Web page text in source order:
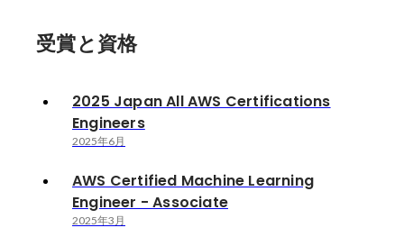
受賞と資格
2025 Japan All AWS Certifications
Engineers
2025年6月
AWS Certified Machine Learning
Engineer - Associate
2025年3月